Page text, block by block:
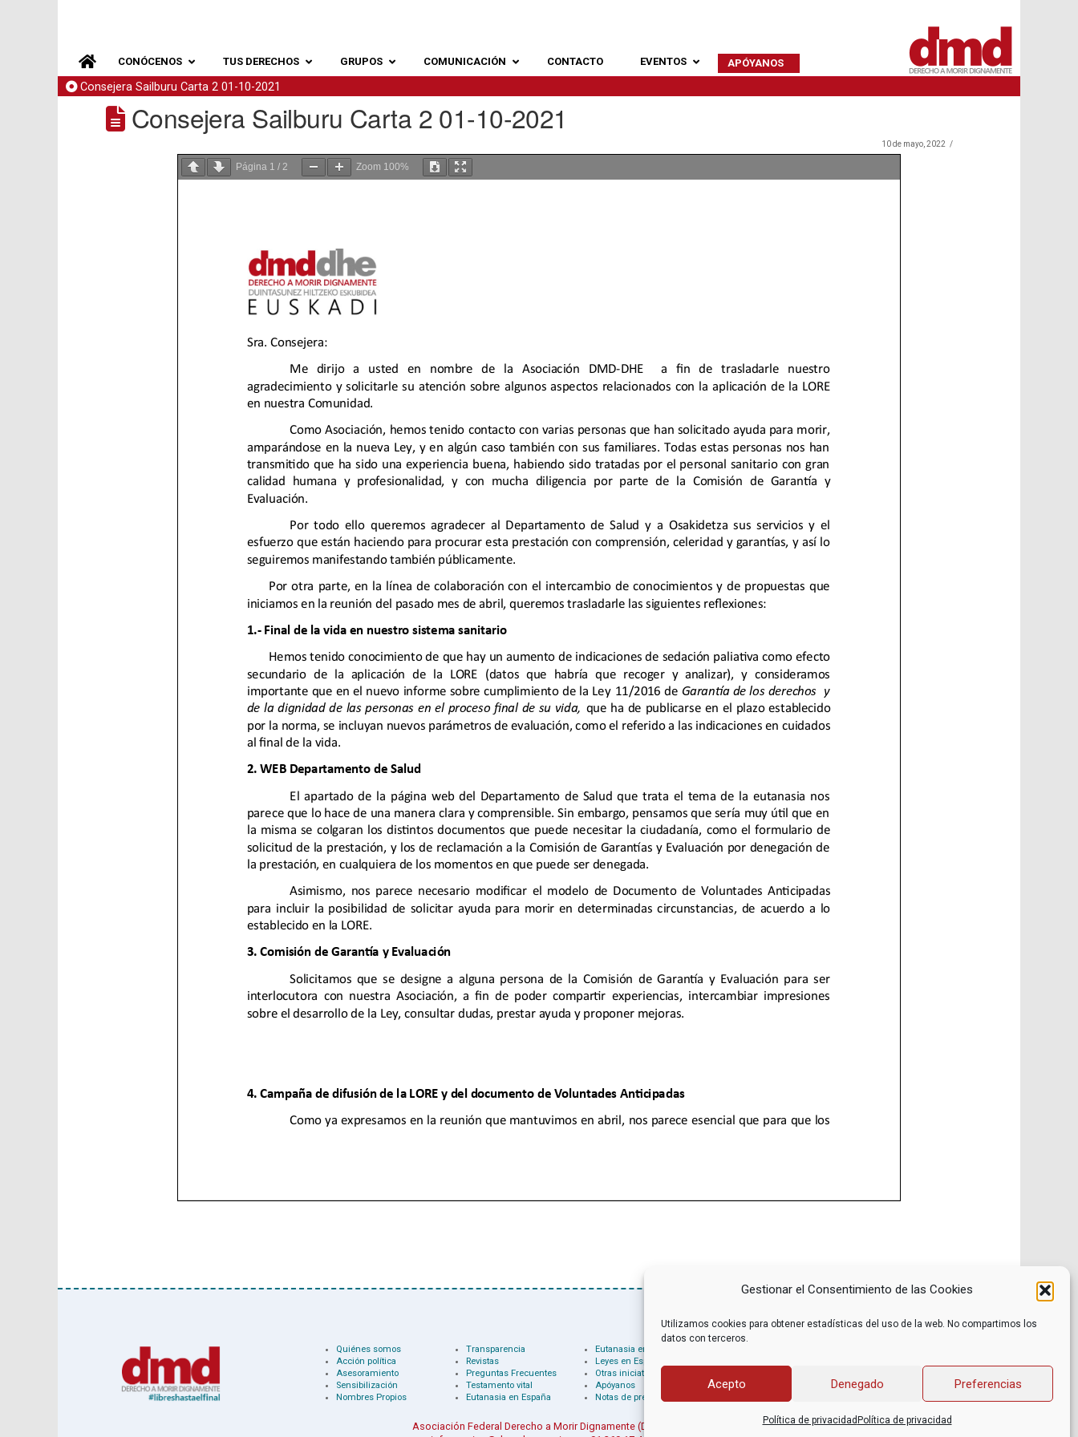
Gestionar el Consentimiento de las Cookies
Utilizamos cookies para obtener estadísticas del uso de la web. No compartimos los
datos con terceros.
Acepto Denegado Preferencias
Política de privacidad Política de privacidad
CONÓCENOS TUS DERECHOS GRUPOS COMUNICACIÓN CONTACTO EVENTOS APÓYANOS
Consejera Sailburu Carta 2 01-10-2021
Consejera Sailburu Carta 2 01-10-2021
10 de mayo, 2022
Página 1 / 2 Zoom 100%
Quiénes somos
Acción política
Asesoramiento
Sensibilización
Nombres Propios
Transparencia
Revistas
Preguntas Frecuentes
Testamento vital
Eutanasia en España
Eutanasia en el mundo
Leyes en España
Otras iniciativas
Apóyanos
Notas de prensa
Libros recomendados
Películas recomendadas
Facebook
Asociación Federal Derecho a Morir Dignamente (DMD)